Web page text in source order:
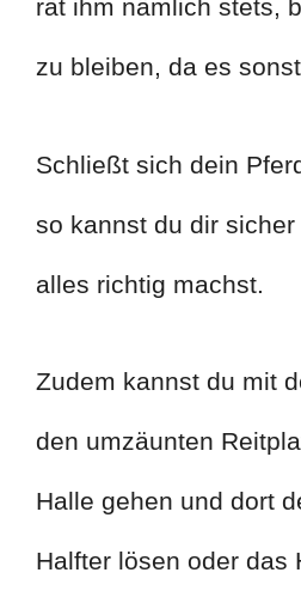
rät ihm nämlich stets,
zu bleiben, da es
Schließt sich dein
so kannst du dir
alles richtig machst.
Zudem kannst du mit
den umzäunten
Halle gehen und dort
Halfter lösen oder das